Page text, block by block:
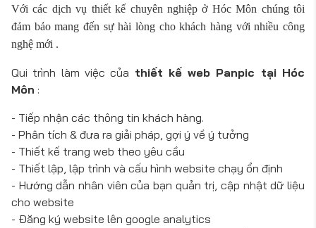
Với các dịch vụ thiết kế chuyên nghiệp ở Hóc Môn chúng tôi
đảm bảo mang đến sự hài lòng cho khách hàng với nhiều công
nghệ mới .
Qui trình làm việc của thiết kế web Panpic tại Hóc
Môn :
- Tiếp nhận các thông tin khách hàng.
- Phân tích & đưa ra giải pháp, gợi ý về ý tưởng
- Thiết kế trang web theo yêu cầu
- Thiết lập, lập trình và cấu hình website chạy ổn định
- Hướng dẫn nhân viên của bạn quản trị, cập nhật dữ liệu
cho website
- Đăng ký website lên google analytics